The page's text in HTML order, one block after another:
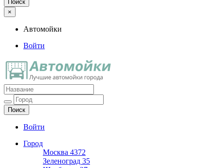
×
Автомойки
Войти
Автомойки
Ещё один сайт на WordPress
Войти
Город
Москва 4372
Зеленоград 35